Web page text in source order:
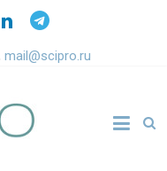
mail@scipro.ru